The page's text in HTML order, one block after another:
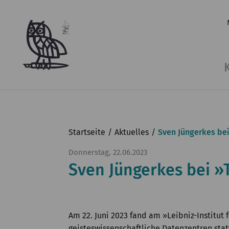
Startseite Aktuelles Sven Jüngerkes
Donnerstag, 22.06.2023
Sven Jüngerkes bei
Am 22. Juni 2023 fand am »Leibniz-Institut